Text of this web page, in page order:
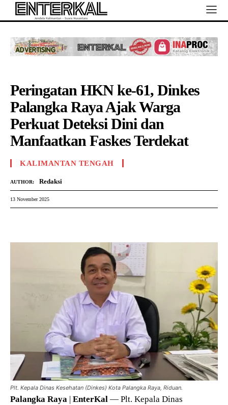
Peringatan HKN ke-61, Dinkes
Palangka Raya Ajak Warga
Perkuat Deteksi Dini dan
Manfaatkan Faskes Terdekat
KALIMANTAN TENGAH
AUTHOR: Redaksi
13 November 2025
Plt. Kepala Dinas Kesehatan (Dinkes) Kota Palangka Raya, Riduan.
Palangka Raya EnterKal — Plt. Kepala Dinas